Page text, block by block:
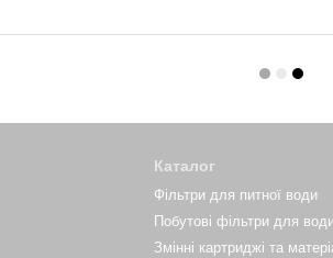
Каталог
Фільтри для питної води
Побутові фільтри для
Змінні картриджі та